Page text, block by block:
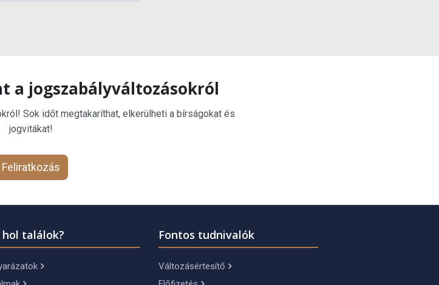
a jogszabályváltozásokról
Sok időt megtakaríthat, elkerülheti a bírságokat és
jogvitákat!
Feliratkozás
találok? Fontos tudnivalók
Változásértesítő